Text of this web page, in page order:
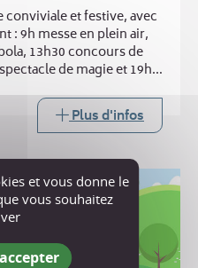
et festive, avec
: 9h messe en plein air,
13h30 concours de
Plus d'infos
et vous donne le
vous souhaitez